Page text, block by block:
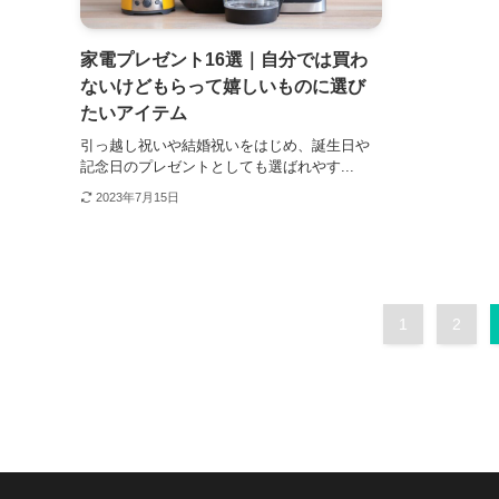
家電プレゼント16選｜自分では買わ
ないけどもらって嬉しいものに選び
たいアイテム
引っ越し祝いや結婚祝いをはじめ、誕生日や
記念日のプレゼントとしても選ばれやす...
2023年7月15日
1 2